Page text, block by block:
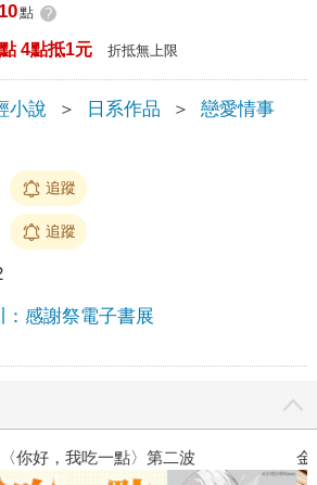
10點 ?
4點抵1元 折抵無上限
小說 ＞ 日系作品 ＞ 戀愛情事
追蹤
追蹤
：感謝祭電子書展
你好，我吃一點〉第二波 金